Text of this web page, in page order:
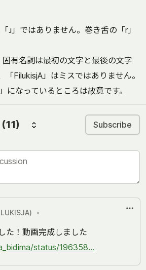
ɹ」ではありません。巻き舌の「r」
有名詞は最初の文字と最後の文字
「FilukisjA」はミスではありません。
になっているところは故意です。
(11) Subscribe
•
た！動画完成しました
status/196358...